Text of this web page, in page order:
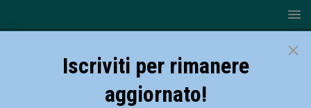
×
Iscriviti per rimanere
aggiornato!